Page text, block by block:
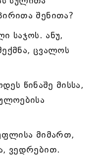
შენითა?
საჯოს. ანუ,
ცვალოს
წინაშე მისსა,
მიმართ,
ვედრებით.